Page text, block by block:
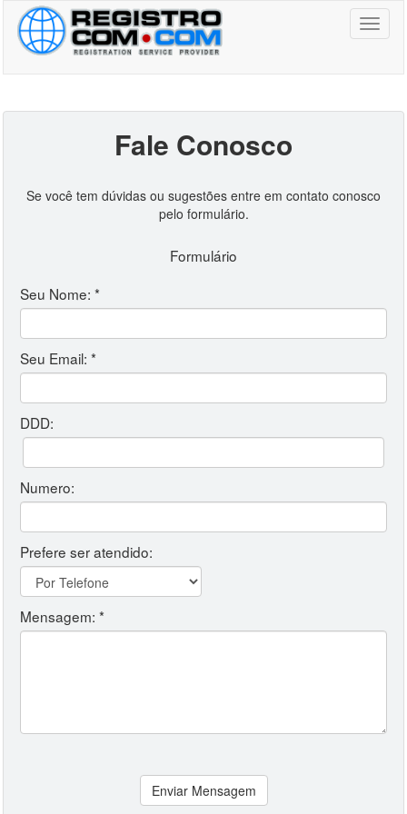
Toggle
Fale Conosco
Se você tem dúvidas ou sugestões entre em contato conosco
pelo formulário.
Formulário
Seu Nome: *
Seu Email: *
DDD:
Numero:
Prefere ser atendido:
Mensagem: *
Enviar Mensagem